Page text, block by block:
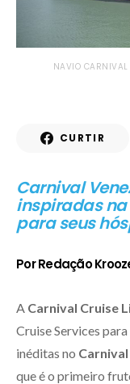
NAVIO CARNIVAL
CURTIR
Carnival
inspiradas
para seus
Por Redação
A Carnival Cruise
Cruise Services
inéditas no Carnival
que é o primeiro